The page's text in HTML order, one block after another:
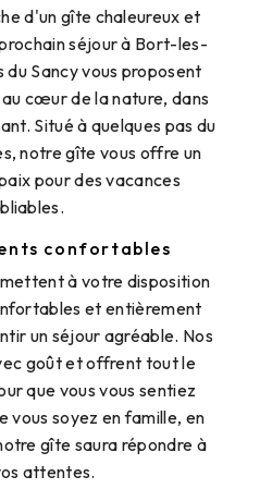
d'un gîte chaleureux et
séjour à Bort-les-
du Sancy vous proposent
cœur de la nature, dans
Situé à quelques pas du
notre gîte vous offre un
pour des vacances
confortables
à votre disposition
et entièrement
un séjour agréable. Nos
goût et offrent tout le
que vous vous sentiez
vous soyez en famille, en
gîte saura répondre à
attentes.